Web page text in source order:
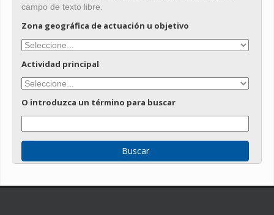
campo de texto libre.
Zona geográfica de actuación u objetivo
Actividad principal
O introduzca un término para buscar